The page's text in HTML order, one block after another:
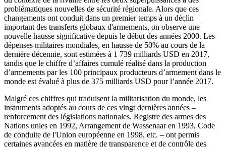
problématiques nouvelles de sécurité régionale. Alors que ces
changements ont conduit dans un premier temps à un déclin
important des transferts globaux d'armements, on observe une
nouvelle hausse significative depuis le début des années 2000. Les
dépenses militaires mondiales, en hausse de 50% au cours de la
dernière décennie, sont estimées à 1 739 milliards USD en 2017,
tandis que le chiffre d’affaires cumulé réalisé dans la production
d’armements par les 100 principaux producteurs d’armement dans le
monde est évalué à plus de 375 milliards USD pour l’année 2017.
Malgré ces chiffres qui traduisent la militarisation du monde, les
instruments adoptés au cours de ces vingt dernières années –
renforcement des législations nationales, Registre des armes des
Nations unies en 1992, Arrangement de Wassenaar en 1993, Code
de conduite de l'Union européenne en 1998, etc. – ont permis
certaines avancées en matière de transparence et de contrôle des